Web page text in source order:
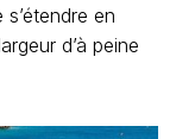
en
d’à peine